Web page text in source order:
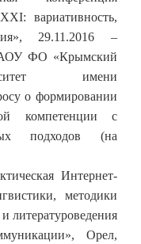
вариативность,
29.11.2016 –
ФО «Крымский
имени
о формировании
компетенции с
подходов (на
Интернет-
методики
литературоведения
Орел,